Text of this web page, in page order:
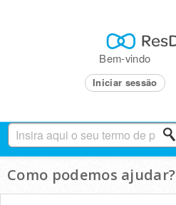
Bem-vindo
Iniciar sessão
Como podemos ajudar?